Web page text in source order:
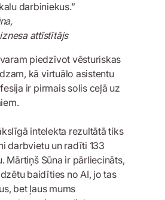
darbiniekus.”
attīstītājs
piedzīvot vēsturiskas
kā virtuālo asistentu
ir pirmais solis ceļā uz
intelekta rezultātā tiks
darbvietu un radīti 133
Mārtiņš Sūna ir pārliecināts,
baidīties no AI, jo tas
bet ļaus mums